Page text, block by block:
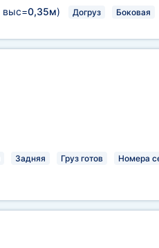
выс=0,35м) Догруз Боковая
Задняя Груз готов Номера